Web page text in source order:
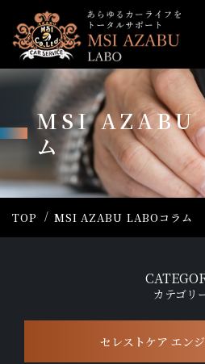
MSI AZABU
ム
TOP MSI AZABU LABOコラム
カテゴリ
セレストケア エン